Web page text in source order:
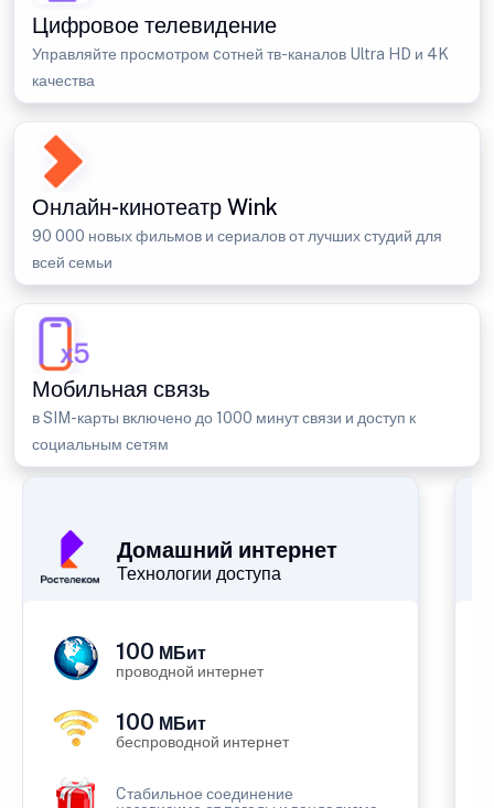
Цифровое телевидение
Управляйте просмотром cотней тв-каналов Ultra HD и 4K
качества
Онлайн-кинотеатр Wink
90 000 новых фильмов и сериалов от лучших студий для
всей семьи
Мобильная связь
в SIM-карты включено до 1000 минут связи и доступ к
социальным сетям
Домашний интернет
Технологии доступа
100 МБит
проводной интернет
100 МБит
беспроводной интернет
Cтабильное соединение